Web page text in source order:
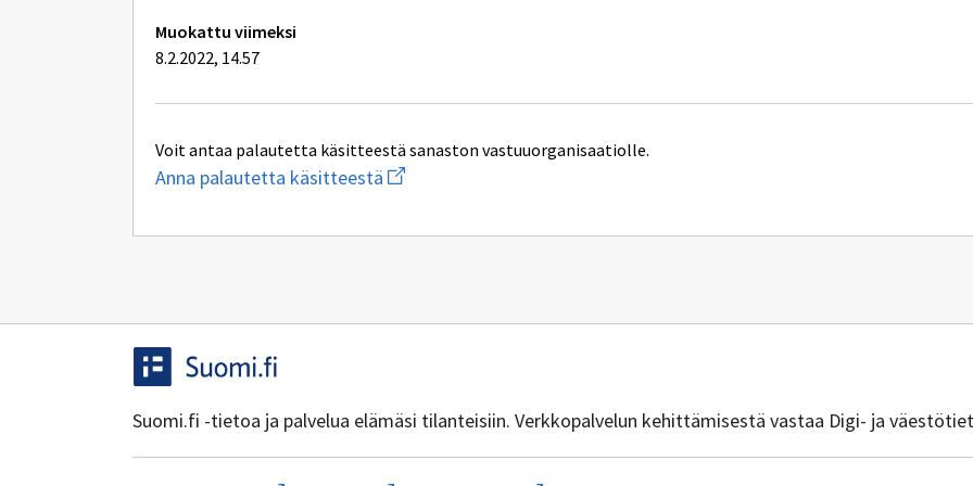
Muokattu viimeksi
8.2.2022, 14.57
Voit antaa palautetta käsitteestä sanaston vastuuorganisaatiolle.
Anna palautetta käsitteestä Aloita
uuden
kirjoitus
Suomi.fi -tietoa ja palvelua elämäsi tilanteisiin. Verkkopalvelun kehittämisestä vastaa Digi- ja